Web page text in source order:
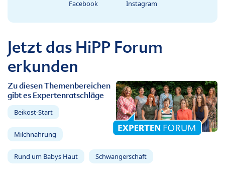
Facebook Instagram
Jetzt das HiPP Forum
erkunden
Zu diesen Themenbereichen
gibt es Expertenratschläge
Beikost-Start
Milchnahrung
Rund um Babys Haut Schwangerschaft